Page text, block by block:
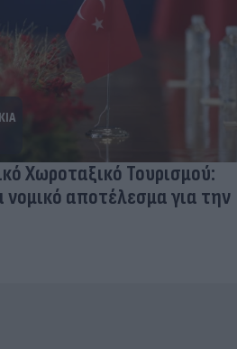
Χωροταξικό Τουρισμού:
νομικό αποτέλεσμα για την